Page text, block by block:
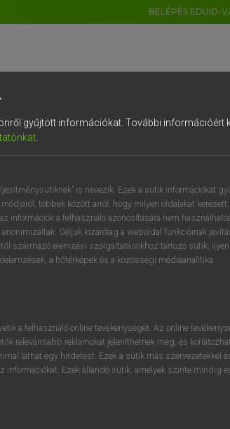
BELÉPÉS EDUID-
szótár
gyűjtött információkat. További információért
.
is nevezik. Ezek a sütik információkat
többek között arról, hogy milyen oldalakat keresett
információk a felhasználó azonosítására nem
Céljuk kizárólag a weboldal funkcióinak
származó elemzési szolgáltatásokhoz tartozó sütik;
a hőtérképek és a közösségi médiaanalitika.
a felhasználó online tevékenységét. Az online
relevánsabb reklámokat jeleníthetnek meg, és
láthat egy hirdetést. Ezek a sütik más szervezetekkel
információkat. Ezek állandó sütik, amelyek szinte mindig
IT NL
4 5 6 7 8 9
e r t z u i
d f g h j k l é
x c v b n m , .